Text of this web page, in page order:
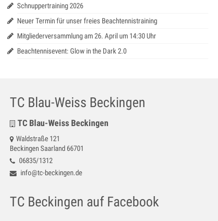
Mannschaftstraining
Medenspiele 2025
Turniere
Senioren Cup
Saar-Lor-Lux Casino Cup
Beckinger Open STB-Cup
Galerie
Schnuppertraining 2026
Neuer Termin für unser freies Beachtennistraining
Mitgliederversammlung am 26. April um 14:30 Uhr
Beachtennisevent: Glow in the Dark 2.0
TC Blau-Weiss Beckingen
TC Blau-Weiss Beckingen
Waldstraße 121
Beckingen Saarland 66701
06835/1312
info@tc-beckingen.de
TC Beckingen auf Facebook